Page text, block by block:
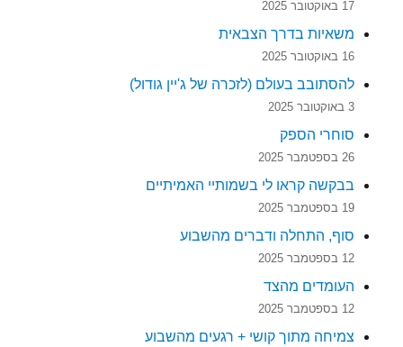
17 באוקטובר 2025
משאיות בדרך הצבאית
16 באוקטובר 2025
להסתובב בעולם (לזכרה של ג'יין גודול)
3 באוקטובר 2025
סוחרי הספק
26 בספטמבר 2025
בבקשה קראו לי בשמותיי האמיתיים
19 בספטמבר 2025
סוף, התחלה ודברים מהשבוע
12 בספטמבר 2025
העומדים מהצד
12 בספטמבר 2025
צמיחה מתוך קושי + רגעים מהשבוע